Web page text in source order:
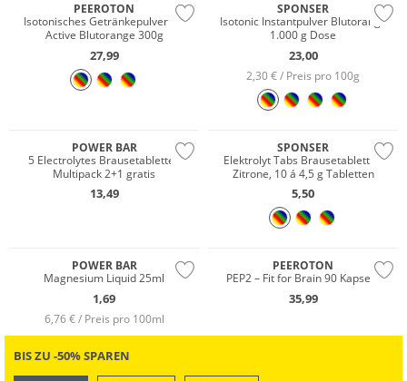
PEEROTON
Isotonisches Getränkepulver Iso
Active Blutorange 300g
27,99
SPONSER
Isotonic Instantpulver Blutorange
1.000 g Dose
23,00
2,30 € / Preis pro 100g
POWER BAR
5 Electrolytes Brausetabletten
Multipack 2+1 gratis
13,49
SPONSER
Elektrolyt Tabs Brausetabletten
Zitrone, 10 á 4,5 g Tabletten
5,50
POWER BAR
Magnesium Liquid 25ml
1,69
6,76 € / Preis pro 100ml
PEEROTON
PEP2 – Fit for Brain 90 Kapseln
35,99
BIS ZU -50% SPAREN